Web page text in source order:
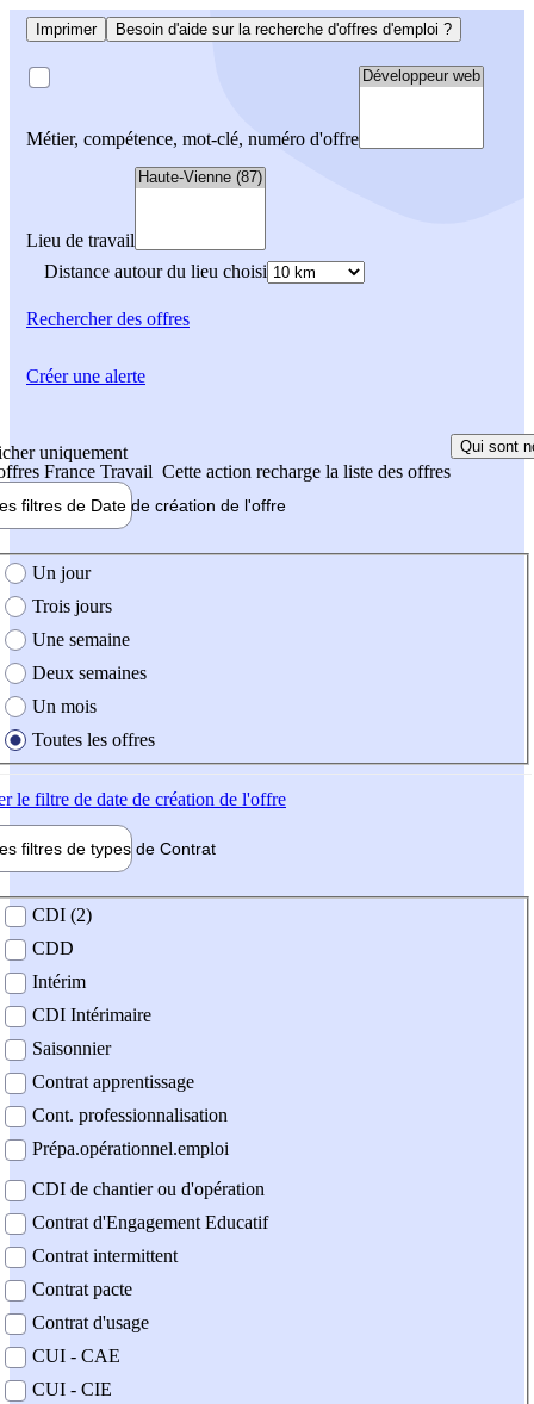
Imprimer Besoin d'aide sur la recherche d'offres d'emploi ?
Métier, compétence, mot-clé, numéro d'offre
Lieu de travail
Distance autour du lieu choisi
Rechercherdes offres
uniquement
France Travail Cette action recharge la liste des offres
Qui sont
filtres de Date de création de l'offre
création de l'offre
Un jour
Trois jours
Une semaine
Deux semaines
Un mois
Toutes les offres
le filtre de date de création de l'offre
filtres de types de Contrat
contrat
CDI (2)
CDD
Intérim
CDI Intérimaire
Saisonnier
Contrat apprentissage
Cont. professionnalisation
Prépa.opérationnel.emploi
CDI de chantier ou d'opération
Contrat d'Engagement Educatif
Contrat intermittent
Contrat pacte
Contrat d'usage
CUI - CAE
CUI - CIE
Créer une alerte